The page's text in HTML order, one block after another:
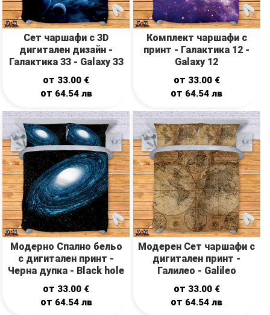
Сет чаршафи с 3D
дигитален дизайн -
Галактика 33 - Galaxy 33
от 33.00 €
от 64.54 лв
Комплект чаршафи с
принт - Галактика 12 -
Galaxy 12
от 33.00 €
от 64.54лв
Модерно Спално бельо
с дигитален принт -
Черна дупка - Black hole
от 33.00 €
от 64.54 лв
Модерен Сет чаршафи с
дигитален принт -
Галилео - Galileo
от 33.00 €
от 64.54лв